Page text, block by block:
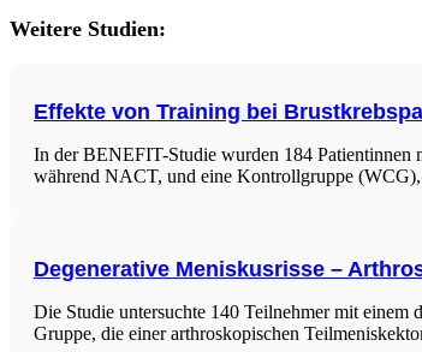
Weitere Studien:
Effekte von Training bei
In der BENEFIT-Studie wurden 184 Patientinnen
während NACT, und eine Kontrollgruppe
Degenerative Meniskusrisse –
Die Studie untersuchte 140 Teilnehmer mit
Gruppe, die einer arthroskopischen